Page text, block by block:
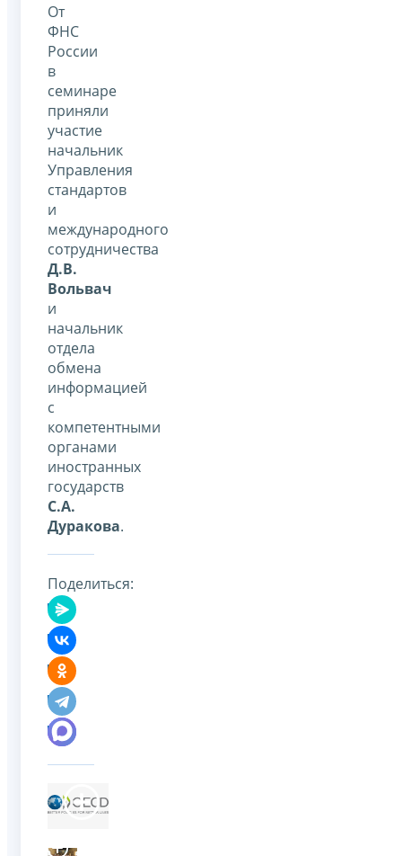
От
ФНС
России
в
семинаре
приняли
участие
начальник
Управления
стандартов
и
международного
сотрудничества
Д.В.
Вольвач
и
начальник
отдела
обмена
информацией
с
компетентными
органами
иностранных
государств
С.А.
Дуракова.
Поделиться: